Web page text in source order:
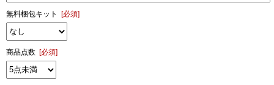
無料梱包キット [必須]
商品点数 [必須]